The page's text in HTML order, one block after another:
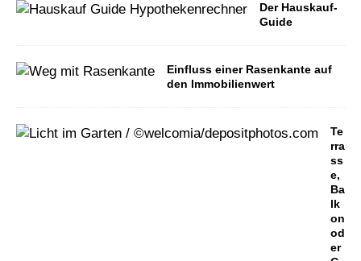
Der Hauskauf-
Guide
Einfluss einer Rasenkante auf
den Immobilienwert
Te
rra
ss
e,
Ba
lk
on
od
er